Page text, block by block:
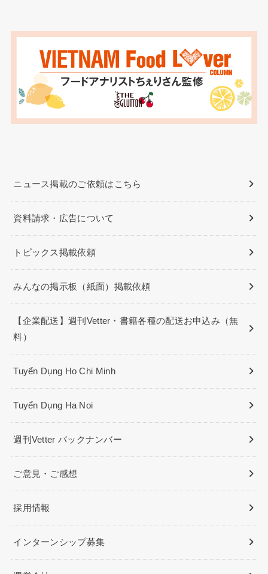
ニュース掲載のご依頼はこちら
資料請求・広告について
トピックス掲載依頼
みんなの掲示板（紙面）掲載依頼
【企業配送】週刊Vetter・書籍各種の配送お申込み（無
料）
Tuyển Dụng Ho Chi Minh
Tuyển Dụng Ha Noi
週刊Vetter バックナンバー
ご意見・ご感想
採用情報
インターンシップ募集